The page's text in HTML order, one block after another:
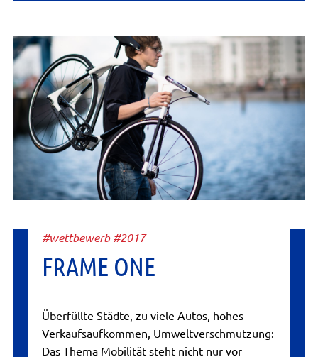
#wettbewerb #2017
FRAME ONE
Überfüllte Städte, zu viele Autos, hohes
Verkaufsaufkommen, Umweltverschmutzung:
Das Thema Mobilität steht nicht nur vor